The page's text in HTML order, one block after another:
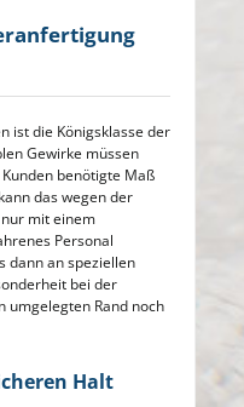
ist die Königsklasse der
Gewirke müssen
benötigte Maß
das wegen der
mit einem
Personal
dann an speziellen
bei der
umgelegten Rand noch
Halt